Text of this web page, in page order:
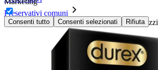
Consenti tutto Consenti selezionati Rifiuta
Preservativi comuni
Preservativi Durex - Total Connection, 20 pezzi